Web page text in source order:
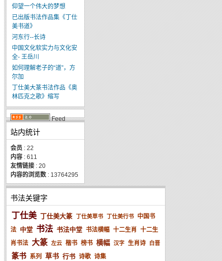
仰望一个伟大的梦想
已出版书法作品集《丁仕
美书道》
河东行--长诗
中国文化软实力与文化安
全- 王岳川
如何理解老子的“道”，方
尔加
丁仕美大篆书法作品《奥
林匹克之歌》缩写
Feed
站内统计
会员 : 22
内容 : 611
友情链接 : 20
内容的浏览数 : 13764295
书法关键字
丁仕美 丁仕美大篆 丁仕美草书 丁仕美行书
中国书
法 中堂 书法 书法中堂 书法横幅 十二生肖 十二生
肖书法 大篆 左云 楷书 榜书 横幅 汉字 生肖诗 白晋
篆书 系列 草书 行书 诗歌 诗集